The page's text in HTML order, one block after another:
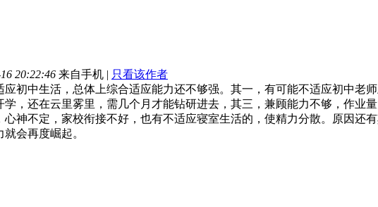
20:22:46 来自手机 | 只看该作者
应初中生活，总体上综合适应能力还不够强。其一，有可能不适应初中老
学，还在云里雾里，需几个月才能钻研进去，其三，兼顾能力不够，作业
心神不定，家校衔接不好，也有不适应寝室生活的，使精力分散。原因还
会再度崛起。